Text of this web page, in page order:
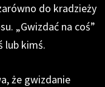
do kradzieży
„Gwizdać na coś”
lub kimś.
że gwizdanie